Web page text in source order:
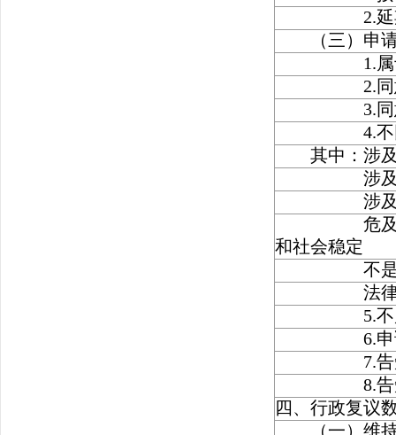
2.延期
（三）申请
1.属于已
2.同意公
3.同意部
4.不同意
其中：涉及
涉及商
涉及个
危及国家
和社会稳定
不是《条
法律法规
5.不属于
6.申请信
7.告知作
8.告知通
四、行政复议
（一）维持